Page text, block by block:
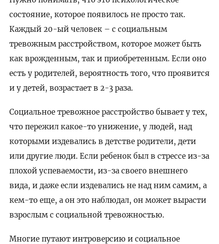
состояние, которое появилось не просто так.
Каждый 20-ый человек – с социальным
тревожным расстройством, которое может быть
как врожденным, так и приобретенным. Если оно
есть у родителей, вероятность того, что проявится
и у детей, возрастает в 2-3 раза.
Социальное тревожное расстройство бывает у тех,
что пережил какое-то унижение, у людей, над
которыми издевались в детстве родители, дети
или другие люди. Если ребенок был в стрессе из-за
плохой успеваемости, из-за своего внешнего
вида, и даже если издевались не над ним самим, а
кем-то еще, а он это наблюдал, он может вырасти
взрослым с социальной тревожностью.
Многие путают интроверсию и социальное